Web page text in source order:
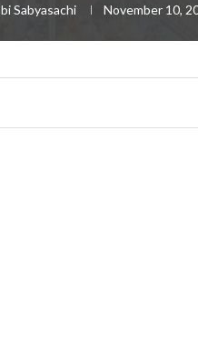
Sabyasachi November 10,